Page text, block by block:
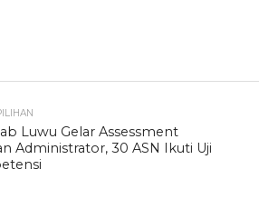
Luwu Gelar Assessment
Administrator, 30 ASN Ikuti Uji